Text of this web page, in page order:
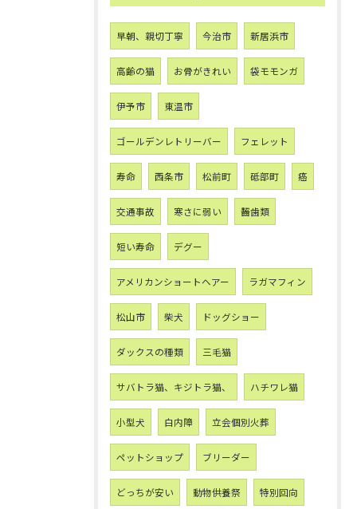
早朝、親切丁寧 今治市 新居浜市
高齢の猫 お骨がきれい 袋モモンガ
伊予市 東温市
ゴールデンレトリーバー フェレット
寿命 西条市 松前町 砥部町 癌
交通事故 寒さに弱い 齧歯類
短い寿命 デグー
アメリカンショートヘアー ラガマフィン
松山市 柴犬 ドッグショー
ダックスの種類 三毛猫
サバトラ猫、キジトラ猫、 ハチワレ猫
小型犬 白内障 立会個別火葬
ペットショップ ブリーダー
どっちが安い 動物供養祭 特別回向